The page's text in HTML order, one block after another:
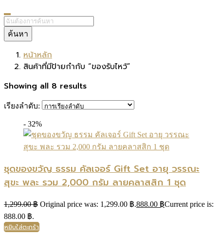
ค้นหา
หน้าหลัก
สินค้าที่มีป้ายกำกับ “ของรับไหว้”
Showing all 8 results
เรียงลำดับ:
- 32%
ชุดของขวัญ ธรรม คัลเจอร์ Gift Set อายุ วรรณะ
สุขะ พละ รวม 2,000 กรัม ลายคลาสสิก 1 ชุด
1,299.00฿ Original price was: 1,299.00 ฿.888.00 ฿Current price is:
888.00 ฿.
หยิบใส่ตะกร้า